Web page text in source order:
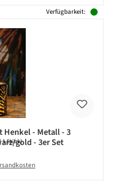
Verfügbarkeit:
- Metall - 3
gold - 3er Set
1 Stück)